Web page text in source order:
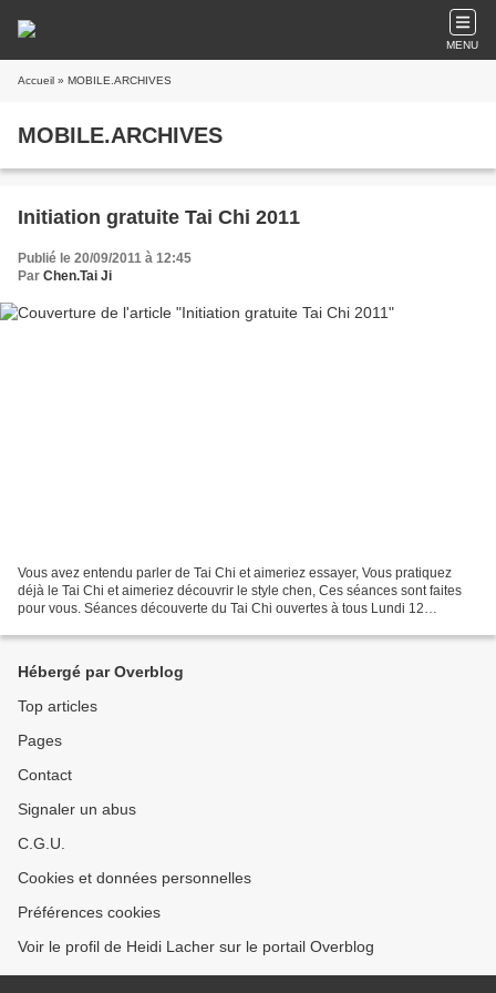
MENU
Accueil » MOBILE.ARCHIVES
MOBILE.ARCHIVES
Initiation gratuite Tai Chi 2011
Publié le 20/09/2011 à 12:45
Par Chen.Tai Ji
Vous avez entendu parler de Tai Chi et aimeriez essayer, Vous pratiquez
déjà le Tai Chi et aimeriez découvrir le style chen, Ces séances sont faites
pour vous. Séances découverte du Tai Chi ouvertes à tous Lundi 12
Hébergé par Overblog
Top articles
Pages
Contact
Signaler un abus
C.G.U.
Cookies et données personnelles
Préférences cookies
Voir le profil de Heidi Lacher sur le portail Overblog